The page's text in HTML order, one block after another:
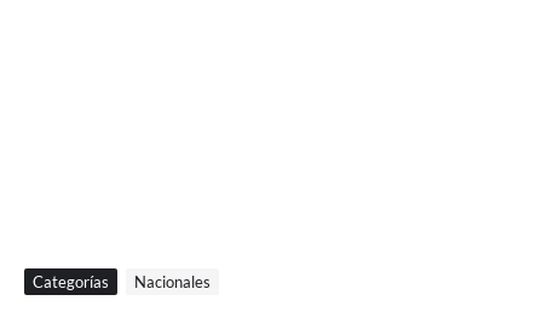
Categorías Nacionales